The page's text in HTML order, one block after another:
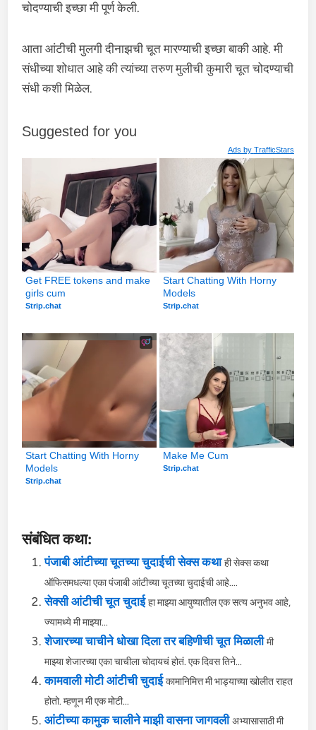
चोदण्याची इच्छा मी पूर्ण केली.
आता आंटीची मुलगी दीनाझची चूत मारण्याची इच्छा बाकी आहे. मी
संधीच्या शोधात आहे की त्यांच्या तरुण मुलीची कुमारी चूत चोदण्याची
संधी कशी मिळेल.
Suggested for you
Ads by TrafficStars
Get FREE tokens and make
girls cum
Strip.chat
Start Chatting With Horny
Models
Strip.chat
Start Chatting With Horny
Models
Strip.chat
Make Me Cum
Strip.chat
संबंधित कथा:
पंजाबी आंटीच्या चूतच्या चुदाईची सेक्स कथा ही सेक्स कथा
ऑफिसमधल्या एका पंजाबी आंटीच्या चूतच्या चुदाईची आहे....
सेक्सी आंटीची चूत चुदाई हा माझ्या आयुष्यातील एक सत्य अनुभव आहे,
ज्यामध्ये मी माझ्या...
शेजारच्या चाचीने धोखा दिला तर बहिणीची चूत मिळाली मी
माझ्या शेजारच्या एका चाचीला चोदायचं होतं. एक दिवस तिने...
कामवाली मोटी आंटीची चुदाई कामानिमित्त मी भाड्याच्या खोलीत राहत
होतो. म्हणून मी एक मोटी...
आंटीच्या कामुक चालीने माझी वासना जागवली अभ्यासासाठी मी